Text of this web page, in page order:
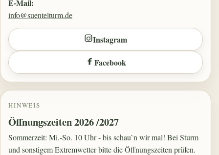
E-Mail:
info@suentelturm.de
Instagram
Facebook
HINWEIS
Öffnungszeiten 2026 /2027
Sommerzeit: Mi.-So. 10 Uhr - bis schau`n wir mal! Bei Sturm
und sonstigem Extremwetter bitte die Öffnungszeiten prüfen.